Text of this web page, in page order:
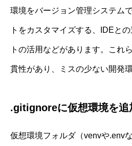
環境をバージョン管理システム
トをカスタマイズする、IDEと
トの活用などがあります。これ
貫性があり、ミスの少ない開発
.gitignoreに仮想環境を追
仮想環境フォルダ（venvや.env